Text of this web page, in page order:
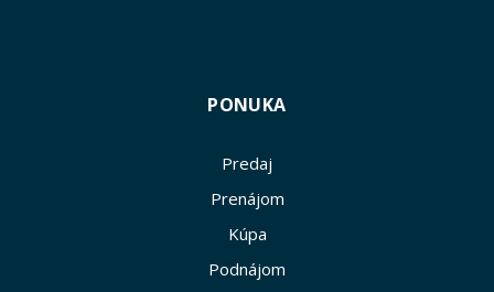
PONUKA
Predaj
Prenájom
Kúpa
Podnájom